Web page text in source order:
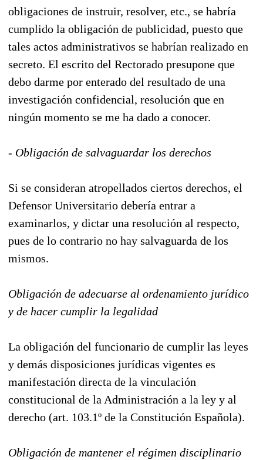
obligaciones de instruir, resolver, etc., se habría
cumplido la obligación de publicidad, puesto que
tales actos administrativos se habrían realizado en
secreto. El escrito del Rectorado presupone que
debo darme por enterado del resultado de una
investigación confidencial, resolución que en
ningún momento se me ha dado a conocer.
- Obligación de salvaguardar los derechos
Si se consideran atropellados ciertos derechos, el
Defensor Universitario debería entrar a
examinarlos, y dictar una resolución al respecto,
pues de lo contrario no hay salvaguarda de los
mismos.
Obligación de adecuarse al ordenamiento jurídico
y de hacer cumplir la legalidad
La obligación del funcionario de cumplir las leyes
y demás disposiciones jurídicas vigentes es
manifestación directa de la vinculación
constitucional de la Administración a la ley y al
derecho (art. 103.1º de la Constitución Española).
Obligación de mantener el régimen disciplinario